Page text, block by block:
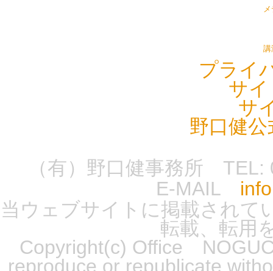
講
プライ
サ
サ
野口健
（有）野口健事務所 TEL:
E-MAIL
当ウェブサイトに掲載されて
転載、転用
Copyright(c) Office
reproduce or republicate